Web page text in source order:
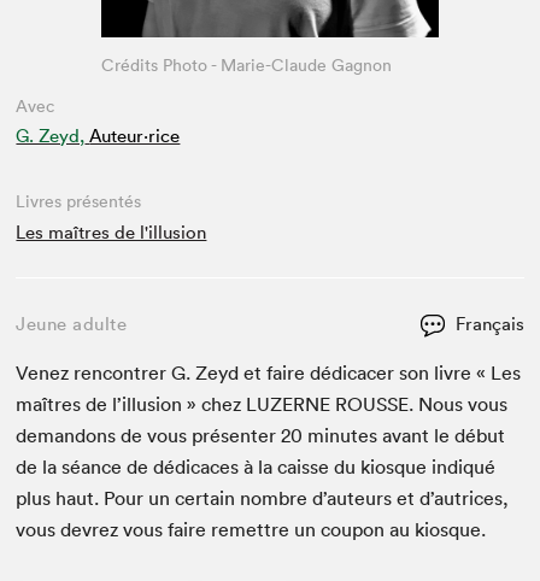
Avec
G. Zeyd, Auteur·rice
Crédits Photo - Marie-Claude Gagnon
Livres présentés
Les maîtres de l'illusion
Jeune adulte Français
Venez ren­con­tr­er G. Zeyd et faire dédi­cac­er son livre « Les
maîtres de l’il­lu­sion » chez LUZERNE ROUSSE. Nous vous
deman­dons de vous présen­ter20 min­utes avant le début
de la séance de dédi­caces à la caisse du kiosque indiqué
plus haut. Pour un cer­tain nom­bre d’auteurs et d’autrices,
vous devrez vous faire remet­tre un coupon au kiosque.